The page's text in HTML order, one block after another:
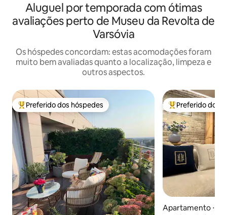
Aluguel por temporada com ótimas
avaliações perto de Museu da Revolta de
Varsóvia
Os hóspedes concordam: estas acomodações foram
muito bem avaliadas quanto a localização, limpeza e
outros aspectos.
Entre os melhores preferidos dos hóspedes
Preferido dos hóspedes Entre os
Preferido dos
Apartamento ⋅